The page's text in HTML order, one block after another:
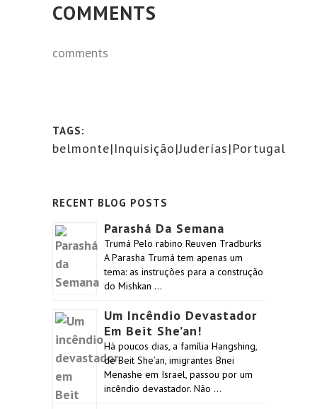
COMMENTS
comments
TAGS:
belmonte|Inquisição|Juderías|Portugal
RECENT BLOG POSTS
Parashá Da Semana
Trumá Pelo rabino Reuven Tradburks
A Parasha Trumá tem apenas um
tema: as instruções para a construção
do Mishkan …
Um Incêndio Devastador
Em Beit She’an!
Há poucos dias, a família Hangshing,
de Beit She’an, imigrantes Bnei
Menashe em Israel, passou por um
incêndio devastador. Não …